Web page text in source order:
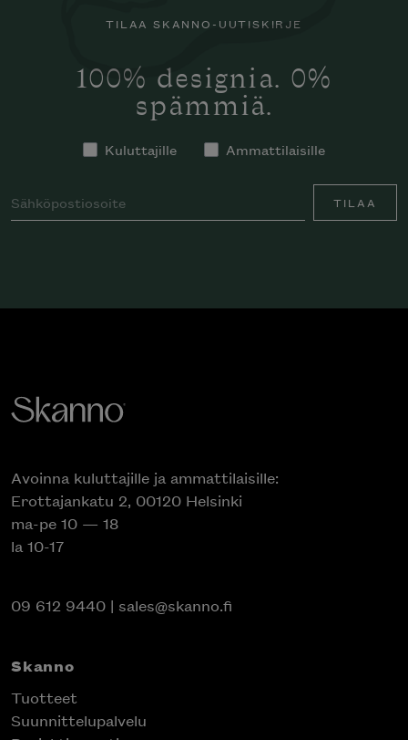
TILAA SKANNO-UUTISKIRJE
100% designia. 0%
spämmiä.
Kuluttajille Ammattilaisille
TILAA
Avoinna kuluttajille ja ammattilaisille:
Erottajankatu 2, 00120 Helsinki
ma-pe 10 — 18
la 10-17
09 612 9440 | sales@skanno.fi
Skanno
Tuotteet
Suunnittelupalvelu